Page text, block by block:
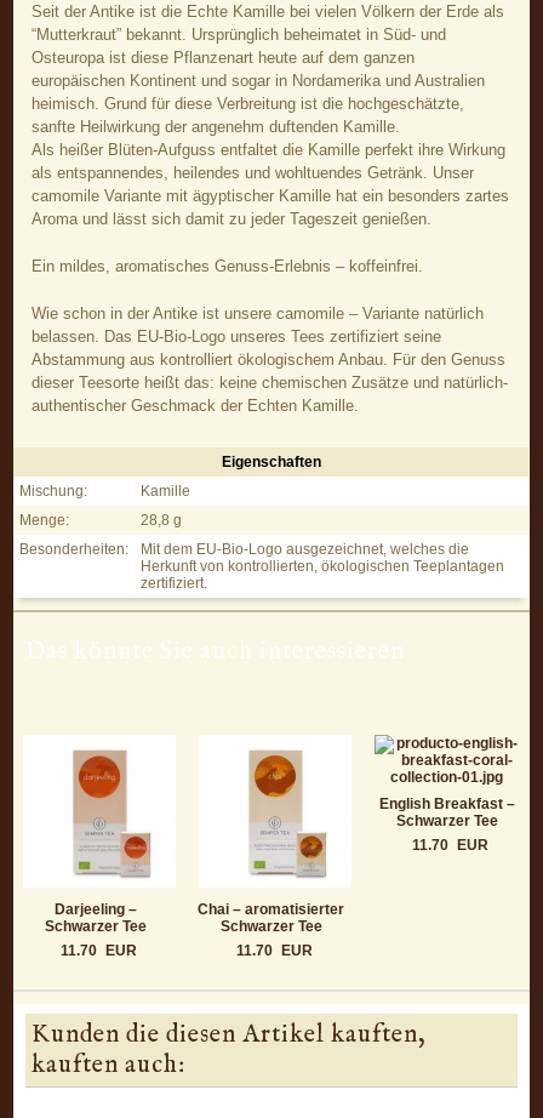
Seit der Antike ist die Echte Kamille bei vielen Völkern der Erde als
“Mutterkraut” bekannt. Ursprünglich beheimatet in Süd- und
Osteuropa ist diese Pflanzenart heute auf dem ganzen
europäischen Kontinent und sogar in Nordamerika und Australien
heimisch. Grund für diese Verbreitung ist die hochgeschätzte,
sanfte Heilwirkung der angenehm duftenden Kamille.
Als heißer Blüten-Aufguss entfaltet die Kamille perfekt ihre Wirkung
als entspannendes, heilendes und wohltuendes Getränk. Unser
camomile Variante mit ägyptischer Kamille hat ein besonders zartes
Aroma und lässt sich damit zu jeder Tageszeit genießen.
Ein mildes, aromatisches Genuss-Erlebnis – koffeinfrei.
Wie schon in der Antike ist unsere camomile – Variante natürlich
belassen. Das EU-Bio-Logo unseres Tees zertifiziert seine
Abstammung aus kontrolliert ökologischem Anbau. Für den Genuss
dieser Teesorte heißt das: keine chemischen Zusätze und natürlich-
authentischer Geschmack der Echten Kamille.
Camomile – Kamillentee - Eigenschaften
Eigenschaften
Mischung:
Kamille
Menge:
28,8 g
Besonderheiten:
Mit dem EU-Bio-Logo ausgezeichnet, welches die
Herkunft von kontrollierten, ökologischen Teeplantagen
zertifiziert.
Das könnte Sie auch interessieren
Darjeeling –
Schwarzer Tee
11.70
EUR
Chai – aromatisierter
Schwarzer Tee
11.70
EUR
English Breakfast –
Schwarzer Tee
11.70 EUR
Kunden die diesen Artikel kauften,
kauften auch: